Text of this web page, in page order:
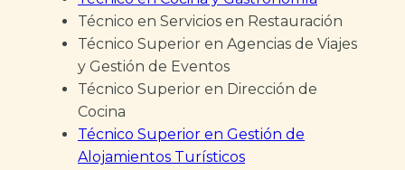
Técnico en Servicios en Restauración
Técnico Superior en Agencias de Viajes
y Gestión de Eventos
Técnico Superior en Dirección de
Cocina
Técnico Superior en Gestión de
Alojamientos Turísticos